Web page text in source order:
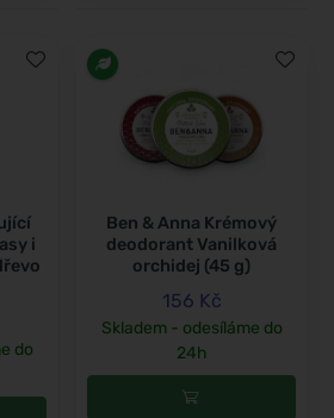
i
do
Ben & Anna Krémový
deodorant Vanilková
orchidej (45 g)
156 Kč
Skladem - odesíláme do
24h